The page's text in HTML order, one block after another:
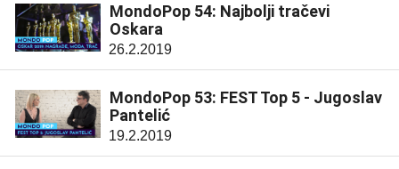
MondoPop 54: Najbolji tračevi
Oskara
26.2.2019
MondoPop 53: FEST Top 5 - Jugoslav
Pantelić
19.2.2019